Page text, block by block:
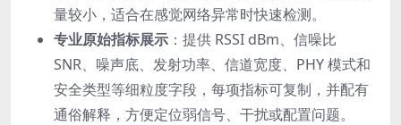
量较小，适合在感觉网络异常时快速检测。
专业原始指标展示 ：提供 RSSI dBm、信噪比
SNR、噪声底、发射功率、信道宽度、PHY 模式和
安全类型等细粒度字段，每项指标可复制，并配有
通俗解释，方便定位弱信号、干扰或配置问题。